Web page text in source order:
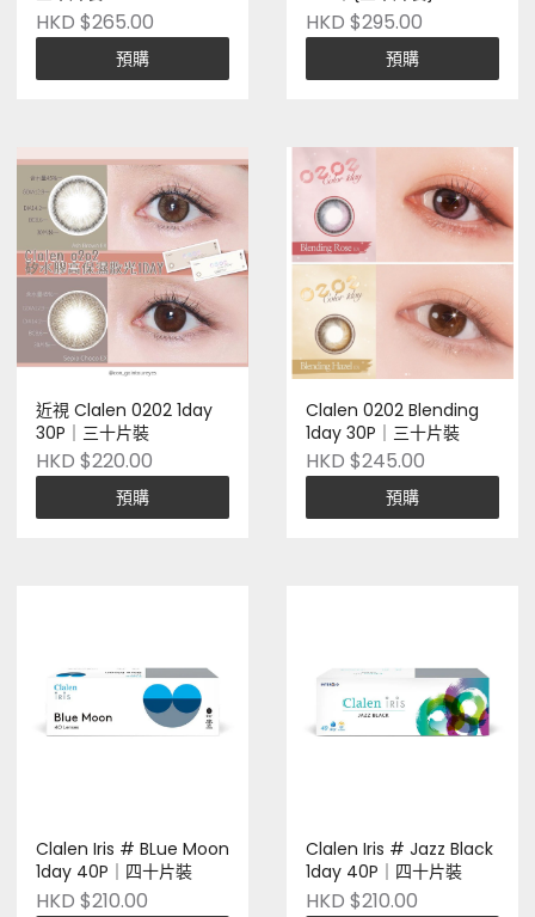
HKD $265.00
預購
HKD $295.00
預購
近視 Clalen 0202 1day
30P｜三十片裝
HKD $220.00
預購
Clalen 0202 Blending
1day 30P｜三十片裝
HKD $245.00
預購
Clalen Iris # BLue Moon
1day 40P｜四十片裝
HKD $210.00
Clalen Iris # Jazz Black
1day 40P｜四十片裝
HKD $210.00